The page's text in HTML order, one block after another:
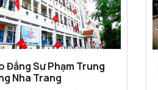
Đẳng Sư Phạm Trung
Nha Trang